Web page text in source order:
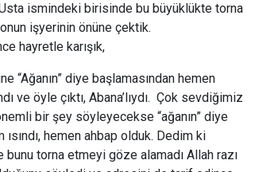
Usta ismindeki birisinde bu büyüklükte torna
işyerinin önüne çektik.
hayretle karışık,
“Ağanın” diye başlamasından hemen
ve öyle çıktı, Abana’lıydı. Çok sevdiğimiz
bir şey söyleyecekse “ağanın” diye
hemen ahbap olduk. Dedim ki
torna etmeyi göze alamadı Allah razı